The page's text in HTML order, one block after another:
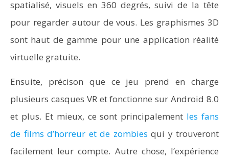
spatialisé, visuels en 360 degrés, suivi de la tête
pour regarder autour de vous. Les graphismes 3D
sont haut de gamme pour une application réalité
virtuelle gratuite.
Ensuite, précison que ce jeu prend en charge
plusieurs casques VR et fonctionne sur Android 8.0
et plus. Et mieux, ce sont principalement les fans
de films d’horreur et de zombies qui y trouveront
facilement leur compte. Autre chose, l’expérience